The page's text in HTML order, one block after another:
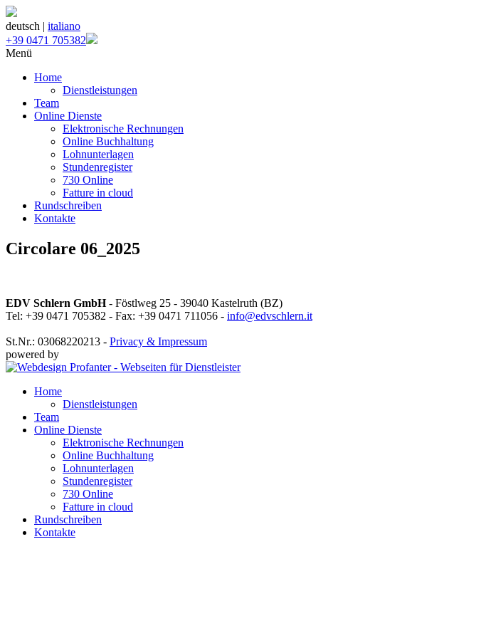
deutsch | italiano
+39 0471 705382
Menü
Home
Dienstleistungen
Team
Online Dienste
Elektronische Rechnungen
Online Buchhaltung
Lohnunterlagen
Stundenregister
730 Online
Fatture in cloud
Rundschreiben
Kontakte
Circolare 06_2025
EDV Schlern GmbH- Föstlweg 25 - 39040 Kastelruth (BZ)
Tel: +39 0471 705382 - Fax: +39 0471 711056 - info@edvschlern.it
St.Nr.: 03068220213 - Privacy & Impressum
powered by
Home
Dienstleistungen
Team
Online Dienste
Elektronische Rechnungen
Online Buchhaltung
Lohnunterlagen
Stundenregister
730 Online
Fatture in cloud
Rundschreiben
Kontakte